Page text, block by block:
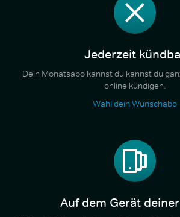
Jederzeit
Dein Monatsabo kannst du kannst du
online kündigen.
Wähl dein Wunschabo
Auf dem Gerät